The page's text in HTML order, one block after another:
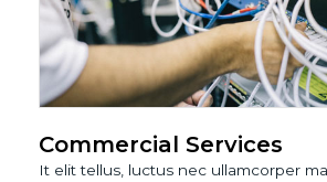
Commercial Services
It elit tellus, luctus nec ullamcorper